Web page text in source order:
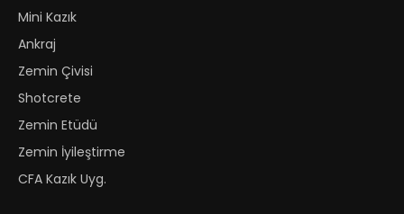
Mini Kazık
Ankraj
Zemin Çivisi
Shotcrete
Zemin Etüdü
Zemin İyileştirme
CFA Kazık Uyg.